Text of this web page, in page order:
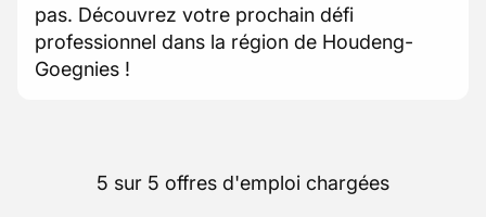
pas. Découvrez votre prochain défi
professionnel dans la région de Houdeng-
Goegnies !
5 sur 5 offres d'emploi chargées